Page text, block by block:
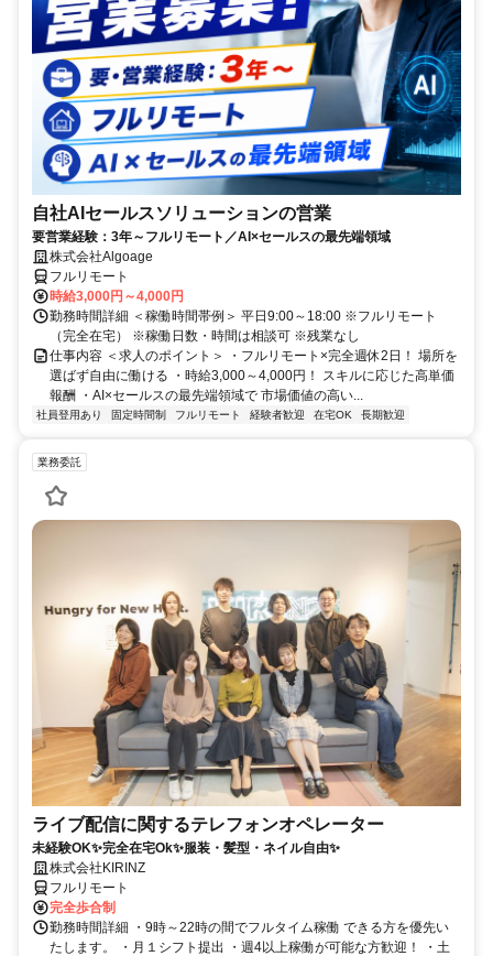
自社AIセールスソリューションの営業
要営業経験：3年～フルリモート／AI×セールスの最先端領域
株式会社Algoage
フルリモート
時給3,000円～4,000円
勤務時間詳細 ＜稼働時間帯例＞ 平日9:00～18:00 ※フルリモート
（完全在宅） ※稼働日数・時間は相談可 ※残業なし
仕事内容 ＜求人のポイント＞ ・フルリモート×完全週休2日！ 場所を
選ばず自由に働ける ・時給3,000～4,000円！ スキルに応じた高単価
報酬 ・AI×セールスの最先端領域で 市場価値の高い...
社員登用あり 固定時間制 フルリモート 経験者歓迎 在宅OK 長期歓迎
業務委託
ライブ配信に関するテレフォンオペレーター
未経験OK✨完全在宅Ok✨服装・髪型・ネイル自由✨
株式会社KIRINZ
フルリモート
完全歩合制
勤務時間詳細 ・9時～22時の間でフルタイム稼働 できる方を優先い
たします。 ・月１シフト提出 ・週4以上稼働が可能な方歓迎！ ・土